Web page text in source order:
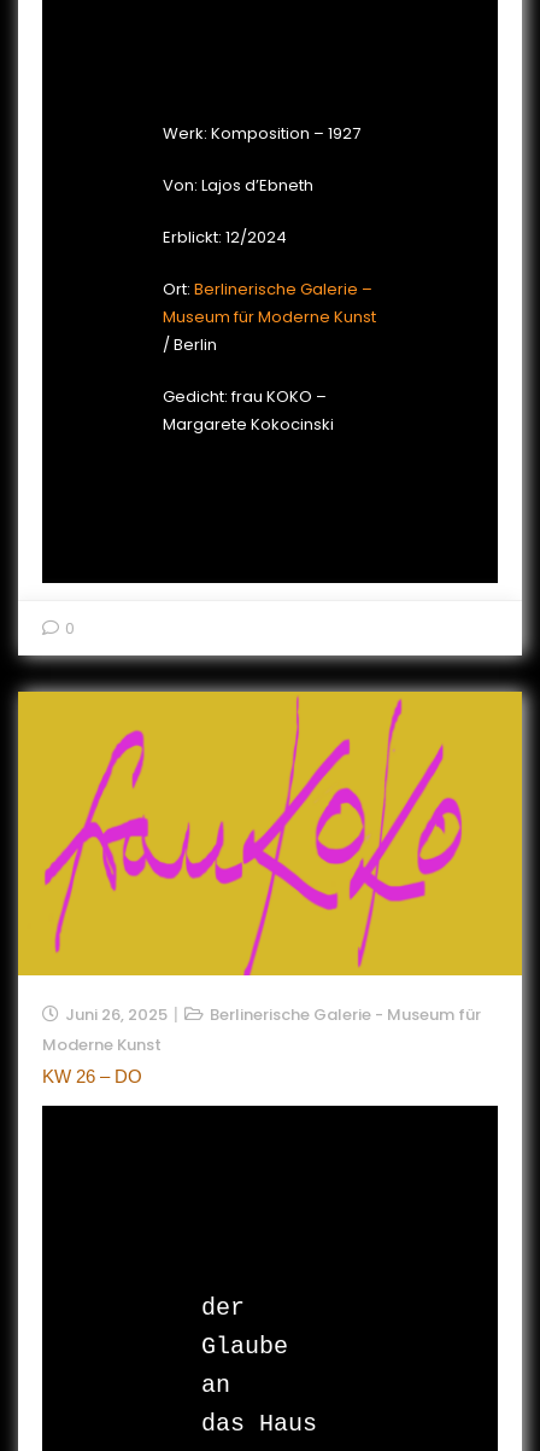
Werk: Komposition – 1927
Von: Lajos d’Ebneth
Erblickt: 12/2024
Ort: Berlinerische Galerie –
Museum für Moderne Kunst
/ Berlin
Gedicht: frau KOKO –
Margarete Kokocinski
0
Juni 26, 2025
Berlinerische Galerie - Museum für
Moderne Kunst
KW 26 – DO
der
Glaube
an
das Haus